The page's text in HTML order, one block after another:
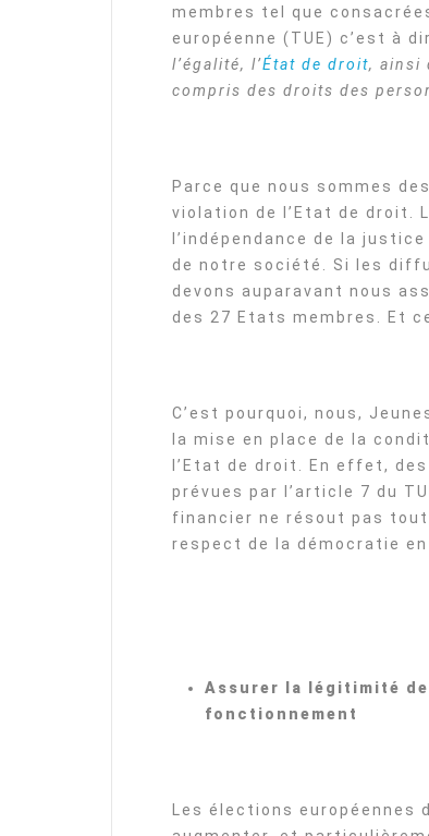
membres tel que
européenne (TUE) c’est à
l’égalité, l’État de droit, ainsi
compris des droits des
Parce que nous sommes
violation de l’Etat de droit.
l’indépendance de la
de notre société. Si les
devons auparavant nous
des 27 Etats membres. Et
C’est pourquoi, nous,
la mise en place de la
l’Etat de droit. En effet,
prévues par l’article 7 du
financier ne résout pas
respect de la démocratie en
Assurer la légitimité
fonctionnement
Les élections